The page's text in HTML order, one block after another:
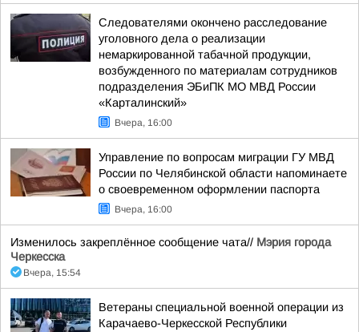
Следователями окончено расследование
уголовного дела о реализации
немаркированной табачной продукции,
возбужденного по материалам сотрудников
подразделения ЭБиПК МО МВД России
«Карталинский»
Вчера, 16:00
Управление по вопросам миграции ГУ МВД
России по Челябинской области напоминаете
о своевременном оформлении паспорта
Вчера, 16:00
Изменилось закреплённое сообщение чата// Мэрия города
Черкесска
Вчера, 15:54
Ветераны специальной военной операции из
Карачаево-Черкесской Республики